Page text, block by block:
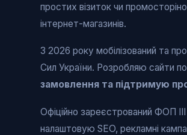
простих візиток чи
інтернет-магазинів.
З 2026 року мобілізований та
Сил України. Розробляю сайти
замовлення та підтримую
Офіційно зареєстрований ФОП
налаштовую SEO, рекламні